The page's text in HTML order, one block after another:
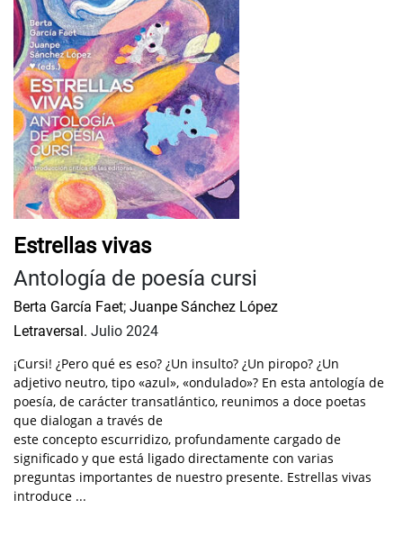
Estrellas vivas
Antología de poesía cursi
Berta García Faet; Juanpe Sánchez López
Letraversal. Julio 2024
¡Cursi! ¿Pero qué es eso? ¿Un insulto? ¿Un piropo? ¿Un
adjetivo neutro, tipo «azul», «ondulado»? En esta antología de
poesía, de carácter transatlántico, reunimos a doce poetas
que dialogan a través de
este concepto escurridizo, profundamente cargado de
significado y que está ligado directamente con varias
preguntas importantes de nuestro presente. Estrellas vivas
introduce ...